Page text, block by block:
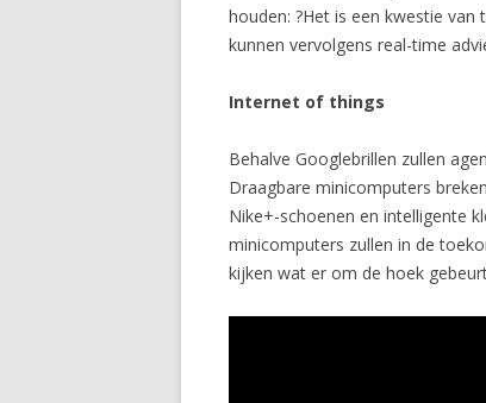
houden: ?Het is een kwestie
kunnen vervolgens real-time
Internet of things
Behalve Googlebrillen zullen
Draagbare minicomputers
Nike+-schoenen en intelligente
minicomputers zullen in de
kijken wat er om de hoek